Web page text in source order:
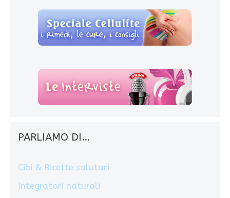
PARLIAMO DI…
Cibi & Ricette salutari
Integratori naturali